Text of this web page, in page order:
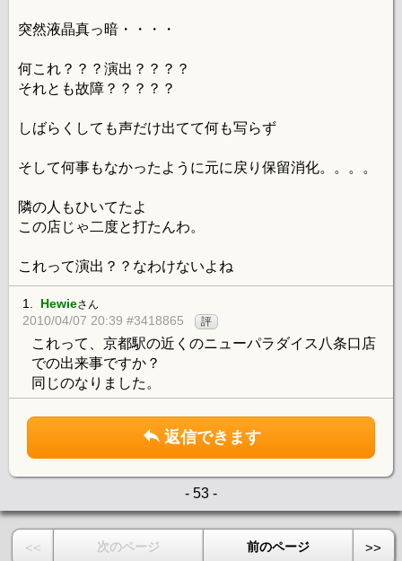
突然液晶真っ暗・・・・
何これ？？？演出？？？？
それとも故障？？？？？
しばらくしても声だけ出てて何も写らず
そして何事もなかったように元に戻り保留消化。。。。
隣の人もひいてたよ
この店じゃ二度と打たんわ。
これって演出？？なわけないよね
1. Hewieさん
2010/04/07 20:39 #3418865 評
これって、京都駅の近くのニューパラダイス八条口店
での出来事ですか？
同じのなりました。
返信できます
- 53 -
<< 次のページ 前のページ >>